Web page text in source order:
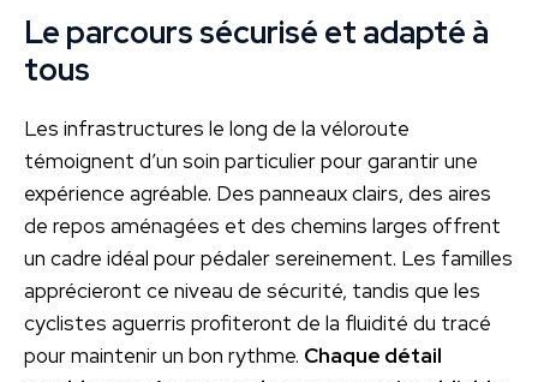
Le parcours sécurisé et adapté à
tous
Les infrastructures le long de la véloroute
témoignent d’un soin particulier pour garantir une
expérience agréable. Des panneaux clairs, des aires
de repos aménagées et des chemins larges offrent
un cadre idéal pour pédaler sereinement. Les familles
apprécieront ce niveau de sécurité, tandis que les
cyclistes aguerris profiteront de la fluidité du tracé
pour maintenir un bon rythme. Chaque détail